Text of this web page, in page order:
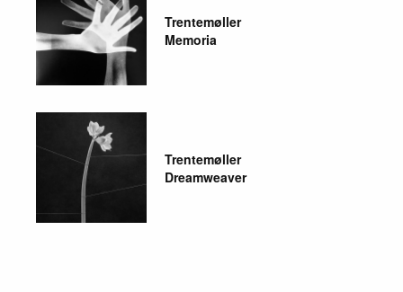
Trentemøller
Memoria
Trentemøller
Dreamweaver